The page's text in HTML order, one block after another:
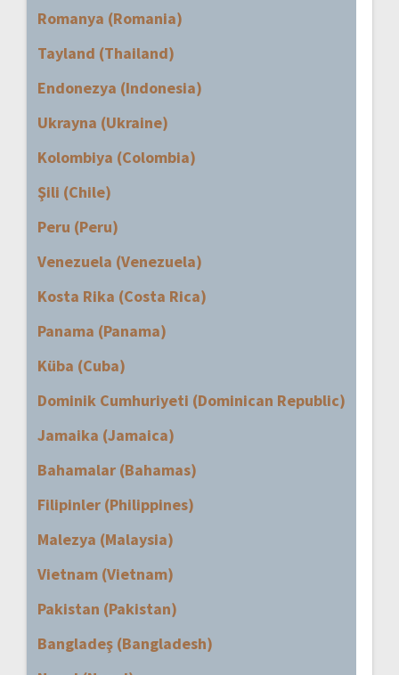
Romanya (Romania)
Tayland (Thailand)
Endonezya (Indonesia)
Ukrayna (Ukraine)
Kolombiya (Colombia)
Şili (Chile)
Peru (Peru)
Venezuela (Venezuela)
Kosta Rika (Costa Rica)
Panama (Panama)
Küba (Cuba)
Dominik Cumhuriyeti (Dominican Republic)
Jamaika (Jamaica)
Bahamalar (Bahamas)
Filipinler (Philippines)
Malezya (Malaysia)
Vietnam (Vietnam)
Pakistan (Pakistan)
Bangladeş (Bangladesh)